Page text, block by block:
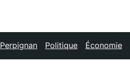
Perpignan Politique Économie